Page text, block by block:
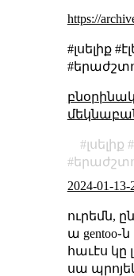
https://
#լսելիք
լսելիք
2024-01-13-
ուրեմն,
ա
հաւէս կը
սա